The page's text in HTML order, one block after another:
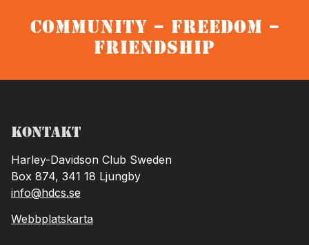
Community – Freedom –
Friendship
Kontakt
Harley-Davidson Club Sweden
Box 874, 341 18 Ljungby
info@hdcs.se
Webbplatskarta